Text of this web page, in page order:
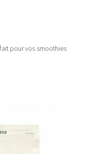
pour vos smoothies